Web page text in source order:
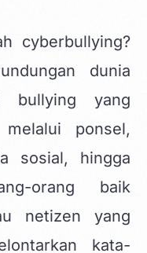
cyberbullying?
dunia
bullying yang
ponsel,
sosial, hingga
orang baik
netizen yang
kata-